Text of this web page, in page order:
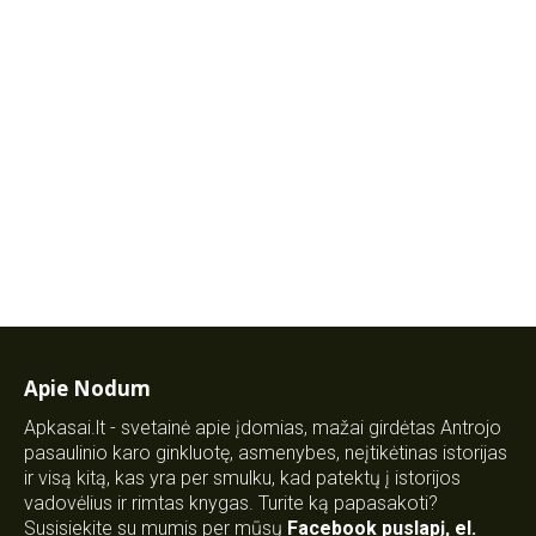
Apie Nodum
Apkasai.lt - svetainė apie įdomias, mažai girdėtas Antrojo
pasaulinio karo ginkluotę, asmenybes, neįtikėtinas istorijas
ir visą kitą, kas yra per smulku, kad patektų į istorijos
vadovėlius ir rimtas knygas. Turite ką papasakoti?
Susisiekite su mumis per mūsų Facebook puslapį, el.